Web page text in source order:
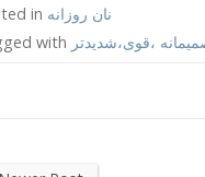
in نان روزانه
with ،قوی،شدیدتر